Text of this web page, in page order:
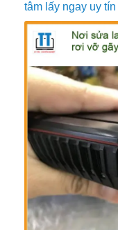
tâm lấy ngay uy tín